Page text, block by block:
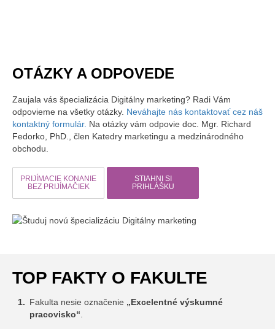
OTÁZKY A ODPOVEDE
Zaujala vás špecializácia Digitálny marketing? Radi Vám
odpovieme na všetky otázky. Neváhajte nás kontaktovať cez náš
kontaktný formulár. Na otázky vám odpovie doc. Mgr. Richard
Fedorko, PhD., člen Katedry marketingu a medzinárodného
obchodu.
PRIJÍMACIE KONANIE
BEZ PRIJÍMAČIEK
STIAHNI SI
PRIHLÁŠKU
TOP FAKTY O FAKULTE
Fakulta nesie označenie „Excelentné výskumné
pracovisko“